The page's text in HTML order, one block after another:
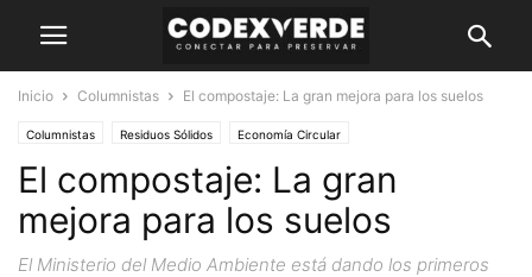
Inicio Columnistas El compostaje: La gran mejora para los suelos
Columnistas Residuos Sólidos Economía Circular
El compostaje: La gran
mejora para los suelos
El Ministerio del Medio Ambiente está dando los primeros